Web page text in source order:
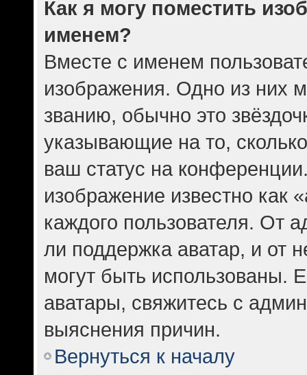
Как я могу поместить
именем?
Вместе с именем
изображения. Одно из них
званию, обычно это
указывающие на то,
ваш статус на
изображение известно как
каждого пользователя. От
ли поддержка аватар, и от
могут быть использованы.
аватары, свяжитесь с
выяснения причин.
Вернуться к началу